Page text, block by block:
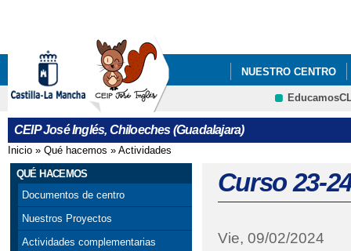
NUESTRO CENTRO
PROCESO DE
CEIP José Inglés, Chiloeches (Guadalajara)
Se encuentra usted aquí
Inicio » Qué hacemos » Actividades
QUÉ HACEMOS
Documentos de centro
Nuestros Proyectos
Actividades complementarias
Curso 23-
Vie, 09/02/2024